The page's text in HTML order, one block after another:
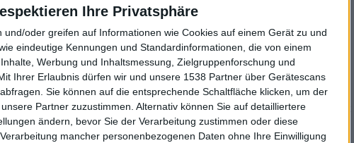
Ihre Privatsphäre
oder greifen auf Informationen wie Cookies auf einem Gerät zu und
eindeutige Kennungen und Standardinformationen, die von einem
Werbung und Inhaltsmessung, Zielgruppenforschung und
Ihrer Erlaubnis dürfen wir und unsere 1538 Partner über Gerätescans
Sie können auf die entsprechende Schaltfläche klicken, um der
Partner zuzustimmen. Alternativ können Sie auf detailliertere
ändern, bevor Sie der Verarbeitung zustimmen oder diese
mancher personenbezogenen Daten ohne Ihre Einwilligung
mit nichts zu ersetzen. Da kann man noch so toll in seinem Studio
selbst auf der Straße ist und mit den Leuten zusammen sich selbst
kennenlernt, und das ist etwas was bei uns dieses Jahr ganz deutlich
passiert ist, ist das einfach das Beste für die Weiterentwicklung einer
Band. Das war so ein bisschen wie beim Therapeuten, wo man am
Anfang einer Stunde eine Frage gestellt bekommt, und dann quatscht
man eine Stunde über sich und weiß am Ende mehr als vorher.